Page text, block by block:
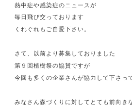
熱中症や感染症のニュースが
毎日飛び交っております
くれぐれもご自愛下さい。
さて、以前より募集しておりました
第９回植樹祭の協賛ですが
今回も多くの企業さんが協力して下さっ
みなさん森づくりに対してとても前向き